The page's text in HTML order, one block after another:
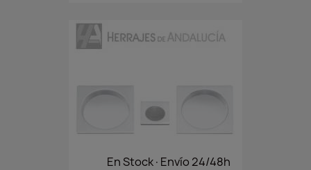
En Stock·Envío 24/48h